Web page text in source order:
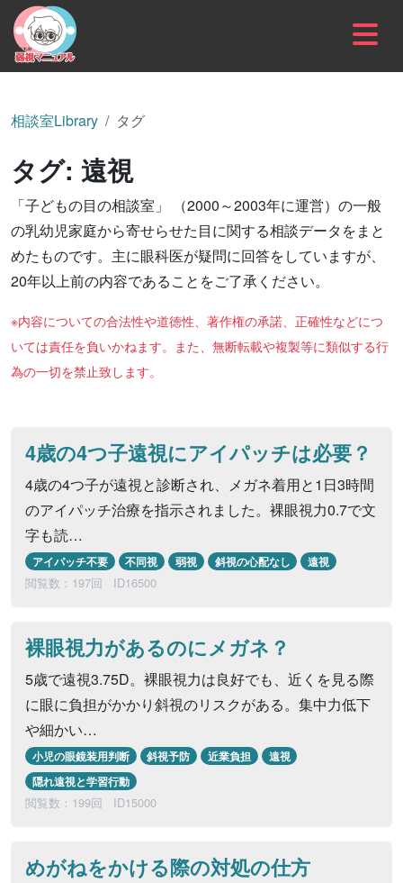
内容をスキップ
相談室Library タグ
タグ: 遠視
「子どもの目の相談室」 （2000～2003年に運営）の一般
の乳幼児家庭から寄せらせた目に関する相談データをまと
めたものです。主に眼科医が疑問に回答をしていますが、
20年以上前の内容であることをご了承ください。
※内容についての合法性や道徳性、著作権の承諾、正確性などにつ
いては責任を負いかねます。また、無断転載や複製等に類似する行
為の一切を禁止致します。
4歳の4つ子遠視にアイパッチは必要？
4歳の4つ子が遠視と診断され、メガネ着用と1日3時間
のアイパッチ治療を指示されました。裸眼視力0.7で文
字も読…
アイパッチ不要 不同視 弱視 斜視の心配なし 遠視
閲覧数：197回 ID16500
裸眼視力があるのにメガネ？
5歳で遠視3.75D。裸眼視力は良好でも、近くを見る際
に眼に負担がかかり斜視のリスクがある。集中力低下
や細かい…
小児の眼鏡装用判断 斜視予防 近業負担
遠視
隠れ遠視と学習行動
閲覧数：199回 ID15000
めがねをかける際の対処の仕方